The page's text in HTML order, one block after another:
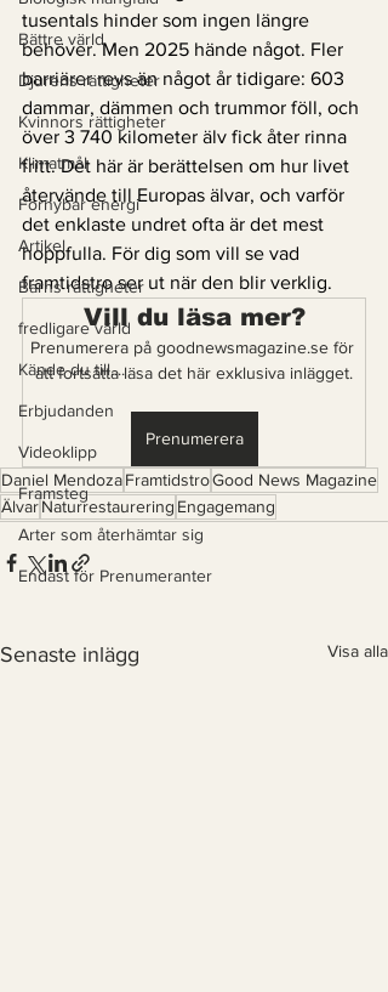
Bättre värld
Djurens rättigheter
Kvinnors rättigheter
Klimatmål
Förnybar energi
Artikel
Barns rättigheter
fredligare värld
Kände du till....
Erbjudanden
Videoklipp
Framsteg
Arter som återhämtar sig
Endast för Prenumeranter
tusentals hinder som ingen längre
behöver. Men 2025 hände något. Fler
barriärer revs än något år tidigare: 603
dammar, dämmen och trummor föll, och
över 3 740 kilometer älv fick åter rinna
fritt. Det här är berättelsen om hur livet
återvände till Europas älvar, och varför
det enklaste undret ofta är det mest
hoppfulla. För dig som vill se vad
framtidstro ser ut när den blir verklig.
Vill du läsa mer?
Prenumerera på goodnewsmagazine.se för
att fortsätta läsa det här exklusiva inlägget.
Prenumerera
Daniel MendozaFramtidstroGood News Magazine
ÄlvarNaturrestaurering Engagemang
Senaste inlägg Visa alla